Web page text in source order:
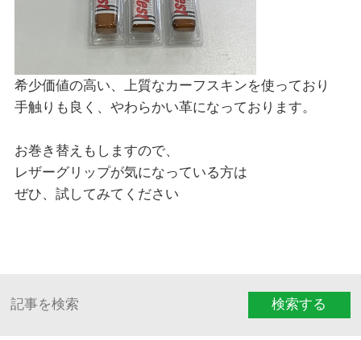
希少価値の高い、上質なカーフスキンを使っており
手触りも良く、やわらかい革になっております。
お巻き替えもしますので、
レザーグリップが気になっている方は
ぜひ、試してみてください
検索する